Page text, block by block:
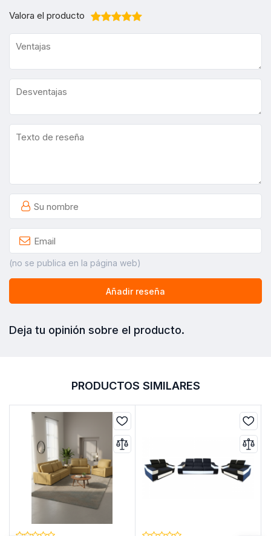
Valora el producto
(no se publica en la página web)
Añadir reseña
Deja tu opinión sobre el producto.
PRODUCTOS SIMILARES